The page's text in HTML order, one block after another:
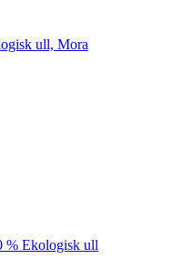
ull, Mora
% Ekologisk ull